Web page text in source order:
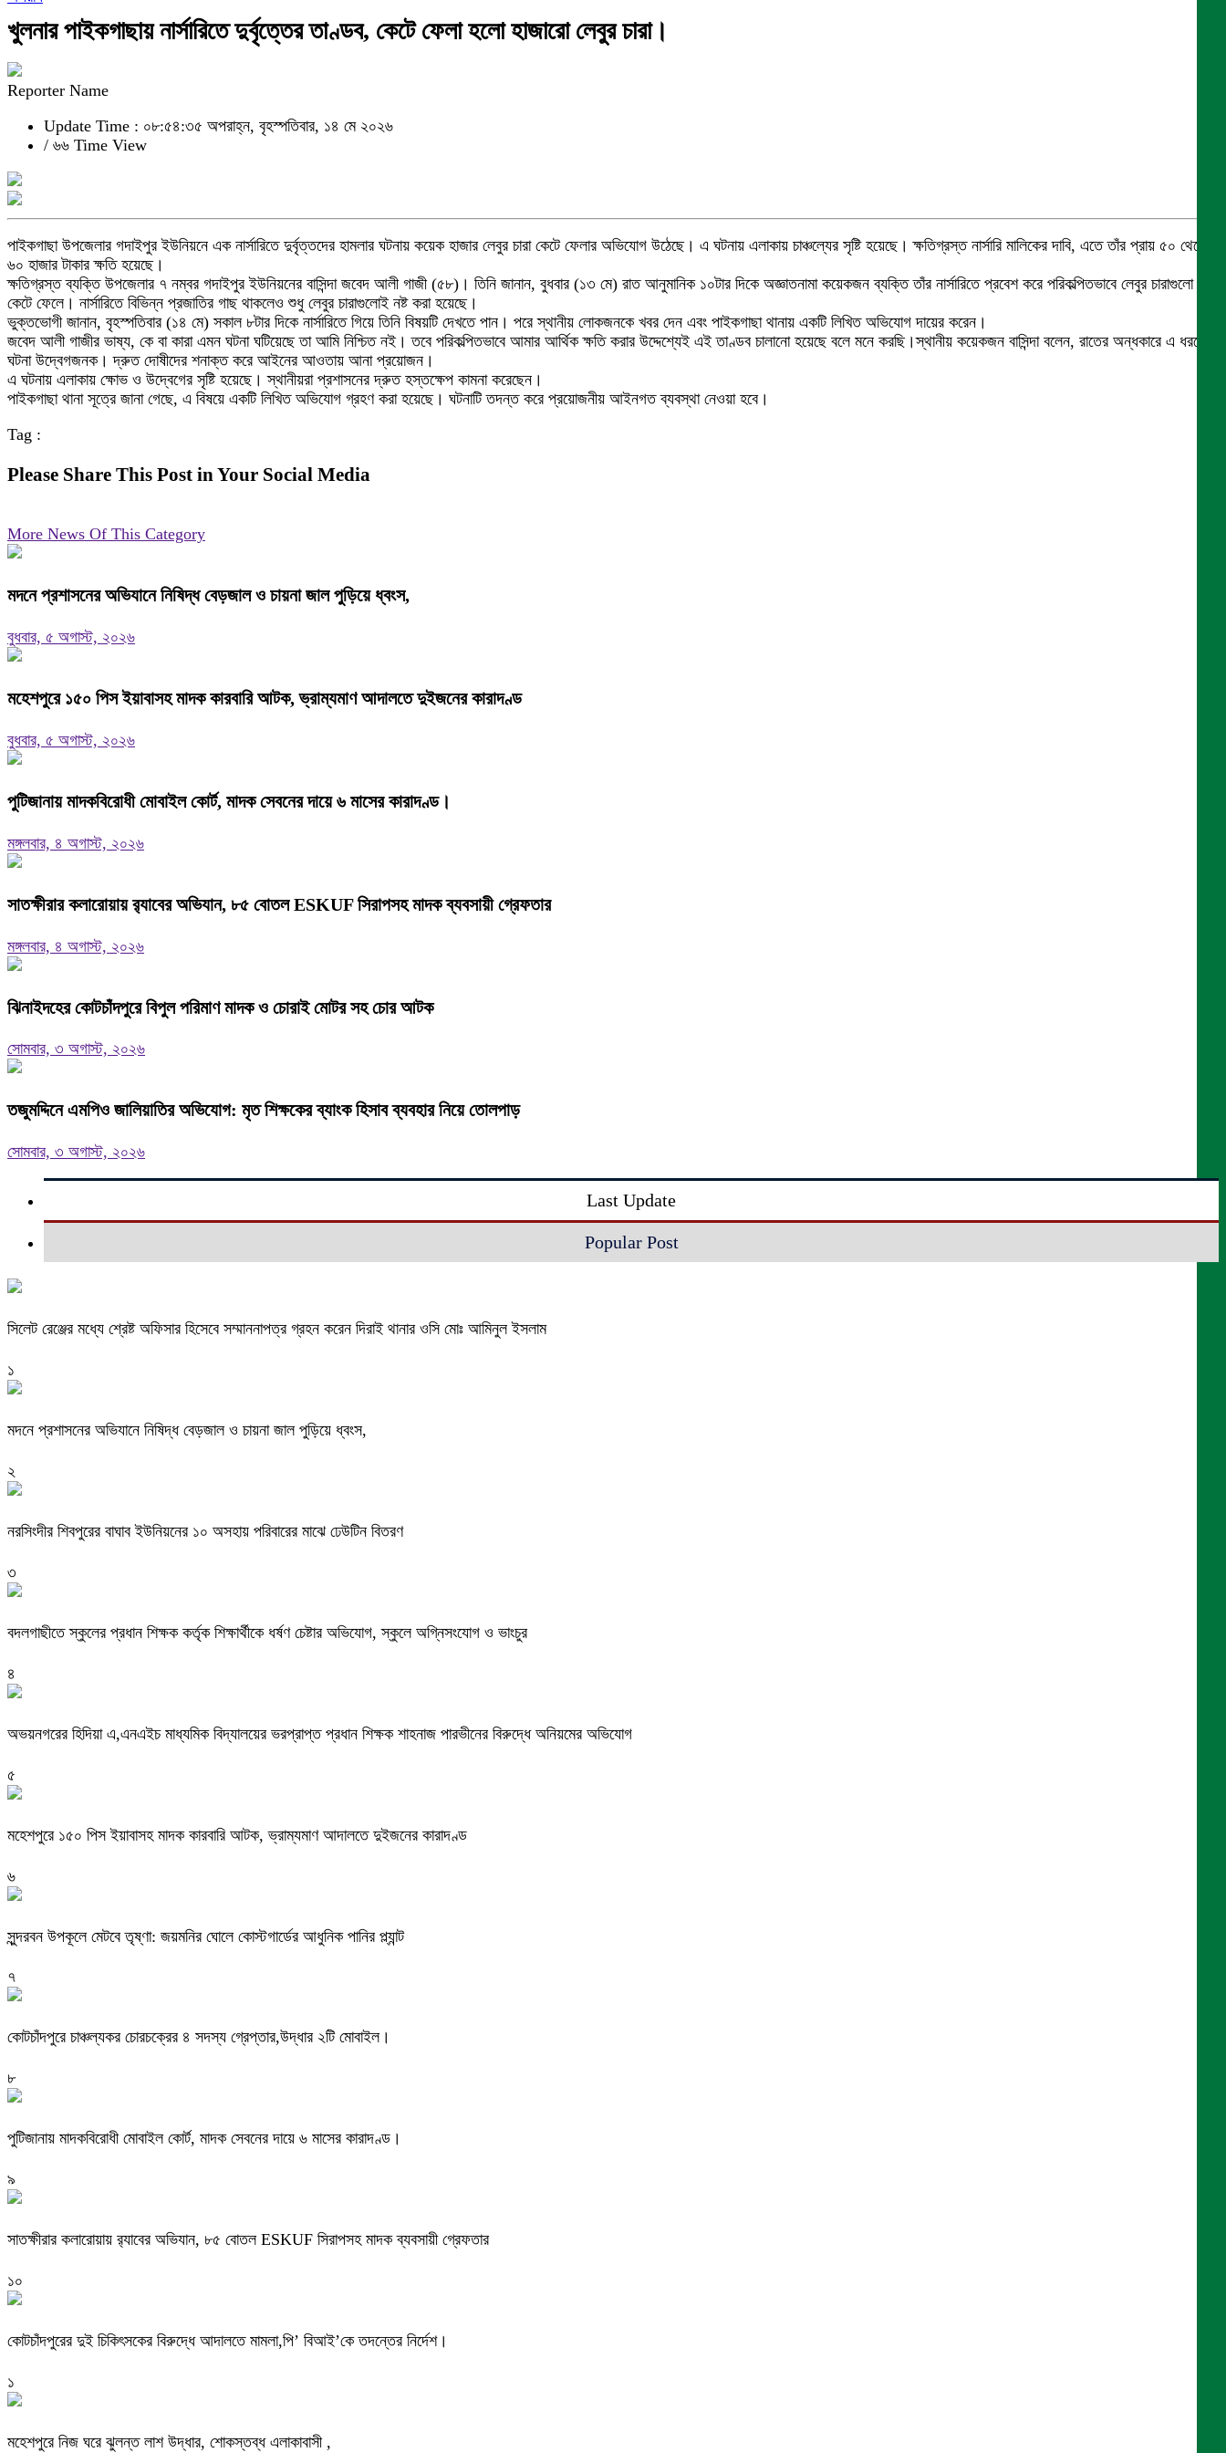
খুলনার পাইকগাছায় নার্সারিতে দুর্বৃত্তের তাণ্ডব, কেটে ফেলা হলো হাজারো লেবুর চারা।
Reporter Name
Update Time : ০৮:৫৪:৩৫ অপরাহ্ন, বৃহস্পতিবার, ১৪ মে ২০২৬
/ ৬৬ Time View
পাইকগাছা উপজেলার গদাইপুর ইউনিয়নে এক নার্সারিতে দুর্বৃত্তদের হামলার ঘটনায় কয়েক হাজার লেবুর চারা কেটে ফেলার অভিযোগ উঠেছে। এ ঘটনায় এলাকায় চাঞ্চল্যের সৃষ্টি হয়েছে। ক্ষতিগ্রস্ত নার্সারি মালিকের দাবি, এতে তাঁর প্রায় ৫০ থেকে
৬০ হাজার টাকার ক্ষতি হয়েছে।
ক্ষতিগ্রস্ত ব্যক্তি উপজেলার ৭ নম্বর গদাইপুর ইউনিয়নের বাসিন্দা জবেদ আলী গাজী (৫৮)। তিনি জানান, বুধবার (১৩ মে) রাত আনুমানিক ১০টার দিকে অজ্ঞাতনামা কয়েকজন ব্যক্তি তাঁর নার্সারিতে প্রবেশ করে পরিকল্পিতভাবে লেবুর চারাগুলো
কেটে ফেলে। নার্সারিতে বিভিন্ন প্রজাতির গাছ থাকলেও শুধু লেবুর চারাগুলোই নষ্ট করা হয়েছে।
ভুক্তভোগী জানান, বৃহস্পতিবার (১৪ মে) সকাল ৮টার দিকে নার্সারিতে গিয়ে তিনি বিষয়টি দেখতে পান। পরে স্থানীয় লোকজনকে খবর দেন এবং পাইকগাছা থানায় একটি লিখিত অভিযোগ দায়ের করেন।
জবেদ আলী গাজীর ভাষ্য, কে বা কারা এমন ঘটনা ঘটিয়েছে তা আমি নিশ্চিত নই। তবে পরিকল্পিতভাবে আমার আর্থিক ক্ষতি করার উদ্দেশ্যেই এই তাণ্ডব চালানো হয়েছে বলে মনে করছি।স্থানীয় কয়েকজন বাসিন্দা বলেন, রাতের অন্ধকারে এ ধরনের
ঘটনা উদ্বেগজনক। দ্রুত দোষীদের শনাক্ত করে আইনের আওতায় আনা প্রয়োজন।
এ ঘটনায় এলাকায় ক্ষোভ ও উদ্বেগের সৃষ্টি হয়েছে। স্থানীয়রা প্রশাসনের দ্রুত হস্তক্ষেপ কামনা করেছেন।
পাইকগাছা থানা সূত্রে জানা গেছে, এ বিষয়ে একটি লিখিত অভিযোগ গ্রহণ করা হয়েছে। ঘটনাটি তদন্ত করে প্রয়োজনীয় আইনগত ব্যবস্থা নেওয়া হবে।
Tag :
Please Share This Post in Your Social Media
More News Of This Category
মদনে প্রশাসনের অভিযানে নিষিদ্ধ বেড়জাল ও চায়না জাল পুড়িয়ে ধ্বংস,
বুধবার, ৫ অগাস্ট, ২০২৬
মহেশপুরে ১৫০ পিস ইয়াবাসহ মাদক কারবারি আটক, ভ্রাম্যমাণ আদালতে দুইজনের কারাদণ্ড
বুধবার, ৫ অগাস্ট, ২০২৬
পুটিজানায় মাদকবিরোধী মোবাইল কোর্ট, মাদক সেবনের দায়ে ৬ মাসের কারাদণ্ড।
মঙ্গলবার, ৪ অগাস্ট, ২০২৬
সাতক্ষীরার কলারোয়ায় র‍্যাবের অভিযান, ৮৫ বোতল ESKUF সিরাপসহ মাদক ব্যবসায়ী গ্রেফতার
মঙ্গলবার, ৪ অগাস্ট, ২০২৬
ঝিনাইদহের কোটচাঁদপুরে বিপুল পরিমাণ মাদক ও চোরাই মোটর সহ চোর আটক
সোমবার, ৩ অগাস্ট, ২০২৬
তজুমদ্দিনে এমপিও জালিয়াতির অভিযোগ: মৃত শিক্ষকের ব্যাংক হিসাব ব্যবহার নিয়ে তোলপাড়
সোমবার, ৩ অগাস্ট, ২০২৬
Last Update
Popular Post
সিলেট রেঞ্জের মধ্যে শ্রেষ্ট অফিসার হিসেবে সম্মাননাপত্র গ্রহন করেন দিরাই থানার ওসি মোঃ আমিনুল ইসলাম
১
মদনে প্রশাসনের অভিযানে নিষিদ্ধ বেড়জাল ও চায়না জাল পুড়িয়ে ধ্বংস,
২
নরসিংদীর শিবপুরের বাঘাব ইউনিয়নের ১০ অসহায় পরিবারের মাঝে ঢেউটিন বিতরণ
৩
বদলগাছীতে স্কুলের প্রধান শিক্ষক কর্তৃক শিক্ষার্থীকে ধর্ষণ চেষ্টার অভিযোগ, স্কুলে অগ্নিসংযোগ ও ভাংচুর
৪
অভয়নগরের হিদিয়া এ,এনএইচ মাধ্যমিক বিদ্যালয়ের ভরপ্রাপ্ত প্রধান শিক্ষক শাহনাজ পারভীনের বিরুদ্ধে অনিয়মের অভিযোগ
৫
মহেশপুরে ১৫০ পিস ইয়াবাসহ মাদক কারবারি আটক, ভ্রাম্যমাণ আদালতে দুইজনের কারাদণ্ড
৬
সুন্দরবন উপকূলে মেটবে তৃষ্ণা: জয়মনির ঘোলে কোস্টগার্ডের আধুনিক পানির প্ল্যান্ট
৭
কোটচাঁদপুরে চাঞ্চল্যকর চোরচক্রের ৪ সদস্য গ্রেপ্তার,উদ্ধার ২টি মোবাইল।
৮
পুটিজানায় মাদকবিরোধী মোবাইল কোর্ট, মাদক সেবনের দায়ে ৬ মাসের কারাদণ্ড।
৯
সাতক্ষীরার কলারোয়ায় র‍্যাবের অভিযান, ৮৫ বোতল ESKUF সিরাপসহ মাদক ব্যবসায়ী গ্রেফতার
১০
কোটচাঁদপুরের দুই চিকিৎসকের বিরুদ্ধে আদালতে মামলা,পি’ বিআই’কে তদন্তের নির্দেশ।
১
মহেশপুরে নিজ ঘরে ঝুলন্ত লাশ উদ্ধার, শোকস্তব্ধ এলাকাবাসী ,